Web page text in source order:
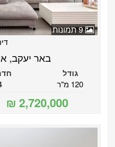
9 תמונות
באר יעקב,
גודל
120 מ"ר